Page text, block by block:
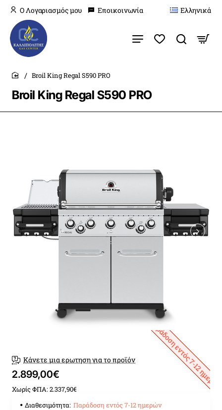
O Λογαριασμός μου Εποικοινωνία Ελληνικά
Broil King Regal S590 PRO
home
Broil King Regal S590 PRO
Παράδοση εντός 7-12
Κάνετε μια ερωτηση για το προϊόν
2.899,00€
Χωρίς ΦΠΑ: 2.337,90€
Διαθεσιμότητα: Παράδοση εντός 7-12 ημερών